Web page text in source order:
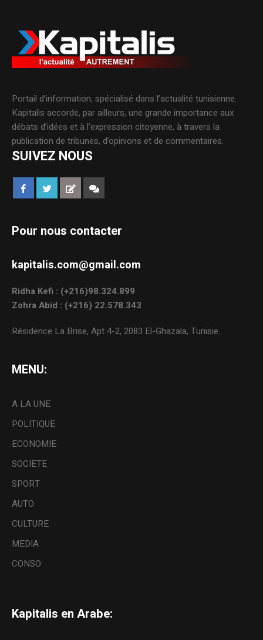
Portail d’information, spécialisé dans l’actualité tunisienne.
Kapitalis accorde, par ailleurs, une grande importance aux
débats d’idées et à l’expression citoyenne, à travers la
publication de tribunes, d’opinions et de commentaires.
SUIVEZ NOUS
Pour nous contacter
kapitalis.com@gmail.com
Ridha Kefi : (+216)98.324.899
Zohra Abid : (+216) 22.578.343
Résidence La Brise, Apt 4-2, 2083 El-Ghazala, Tunisie.
MENU:
A LA UNE
POLITIQUE
ECONOMIE
SOCIETE
SPORT
AUTO
CULTURE
MEDIA
CONSO
Kapitalis en Arabe: